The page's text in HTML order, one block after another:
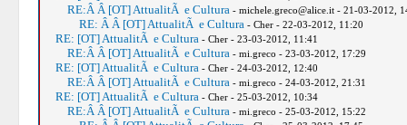
RE:Â Â [OT] AttualitÃ e Cultura - michele.greco@alice.it - 21-03-2012,
RE: Â Â [OT] AttualitÃ e Cultura - Cher - 22-03-2012, 11:20
RE: [OT] AttualitÃ e Cultura - Cher - 23-03-2012, 11:41
RE:Â Â [OT] AttualitÃ e Cultura - mi.greco - 23-03-2012, 17:29
RE: [OT] AttualitÃ e Cultura - Cher - 24-03-2012, 12:40
RE:Â Â [OT] AttualitÃ e Cultura - mi.greco - 24-03-2012, 21:31
RE: [OT] AttualitÃ e Cultura - Cher - 25-03-2012, 10:34
RE:Â Â [OT] AttualitÃ e Cultura - mi.greco - 25-03-2012, 15:22